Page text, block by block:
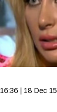
16:36 | 18 Dec 15